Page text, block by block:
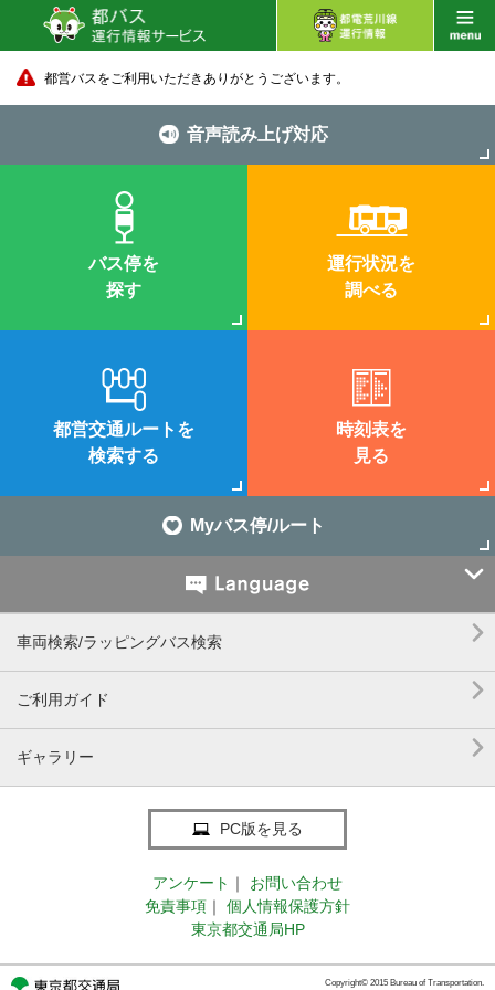
都営バスをご利用いただきありがとうございます。
音声読み上げ対応
バス停を
探す
運行状況を
調べる
都営交通ルートを
検索する
時刻表を
見る
Myバス停/ルート

車両検索/ラッピングバス検索 
ご利用ガイド 
ギャラリー 
PC版を見る
アンケート ｜
お問い合わせ
免責事項 ｜
個人情報保護方針
東京都交通局HP
Copyright© 2015 Bureau of Transportation.